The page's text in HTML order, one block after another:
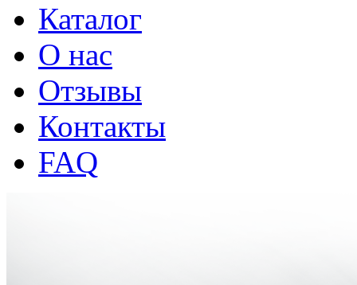
Каталог
О нас
Отзывы
Контакты
FAQ